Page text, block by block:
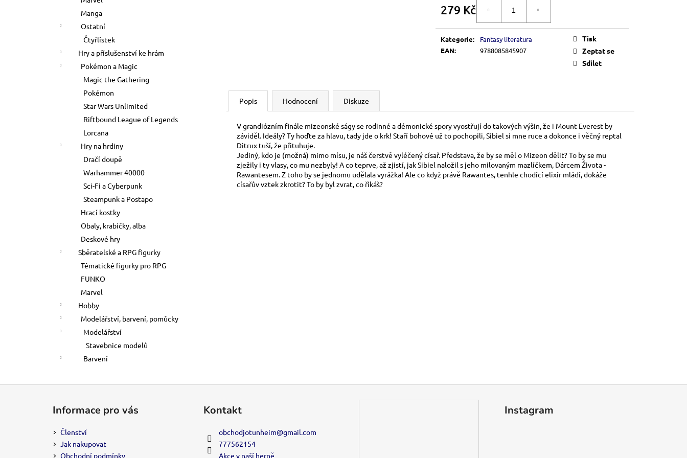
Manga
Ostatní
Čtyřlístek
Hry a příslušenství ke hrám
Pokémon a Magic
Magic the Gathering
Pokémon
Star Wars Unlimited
Riftbound League of Legends
Lorcana
Hry na hrdiny
Dračí doupě
Warhammer 40000
Sci-Fi a Cyberpunk
Steampunk a Postapo
Hrací kostky
Obaly, krabičky, alba
Deskové hry
Sběratelské a RPG figurky
Tématické figurky pro RPG
FUNKO
Marvel
Hobby
Modelářství, barvení, pomůcky
Modelářství
Stavebnice modelů
Barvení
279 Kč
cena:
Kategorie:
Fantasy literatura
EAN: 9788085845907
Tisk
Zeptat se
Sdílet
Popis Hodnocení Diskuze
V grandiózním finále mizeonské ságy se rodinné a démonické spory vyostřují do takových výšin, že i Mount Everest by
záviděl. Ideály? Ty hoďte za hlavu, tady jde o krk! Staří bohové už to pochopili, Sibiel si mne ruce a dokonce i věčný reptal
Ditrux tuší, že přituhuje.
Jediný, kdo je (možná) mimo mísu, je náš čerstvě vyléčený císař. Představa, že by se měl o Mizeon dělit? To by se mu
zježily i ty vlasy, co mu nezbyly! A co teprve, až zjistí, jak Sibiel naložil s jeho milovaným mazlíčkem, Dárcem Života -
Rawantesem. Z toho by se jednomu udělala vyrážka! Ale co když právě Rawantes, tenhle chodící elixír mládí, dokáže
císařův vztek zkrotit? To by byl zvrat, co říkáš?
Informace pro vás
Členství
Jak nakupovat
Obchodní podmínky
Kontakt
obchodjotunheim@gmail.com
777562154
Akce v naší herně
Instagram